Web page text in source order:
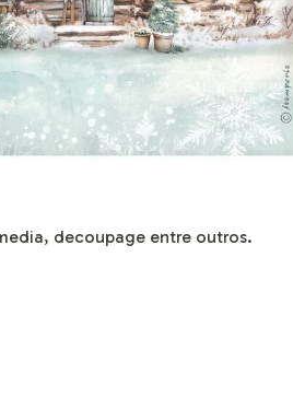
decoupage entre outros.